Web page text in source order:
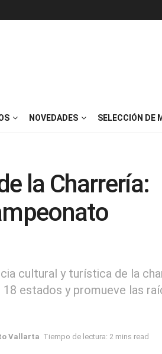
NOVEDADES SELECCIÓN DE
la Charrería:
cultural y turística de la
estados y promueve las
Vallarta Tiempo de lectura: 2 mins read